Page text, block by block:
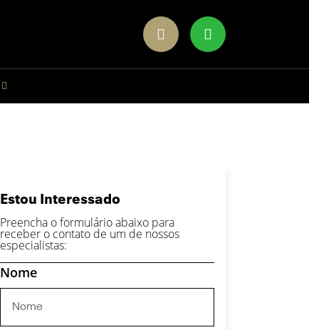
Estou Interessado
Preencha o formulário abaixo para
receber o contato de um de nossos
especialistas:
Nome